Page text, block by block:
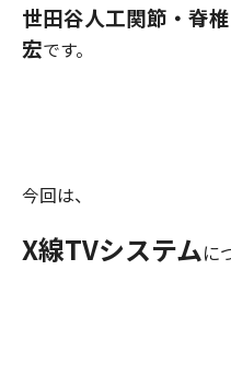
世田谷人工関節・脊
宏です。
今回は、
X線TVシステムに